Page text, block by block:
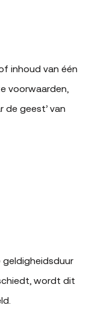
inhoud van één
voorwaarden,
de geest’ van
geldigheidsduur
wordt dit